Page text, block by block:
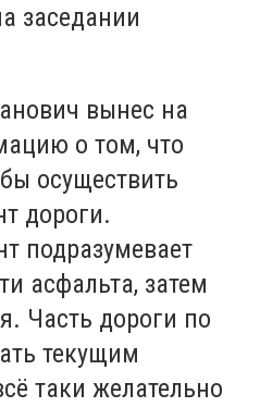
заседании
вынес на
о том, что
осуществить
дороги.
подразумевает
асфальта, затем
Часть дороги по
текущим
таки желательно